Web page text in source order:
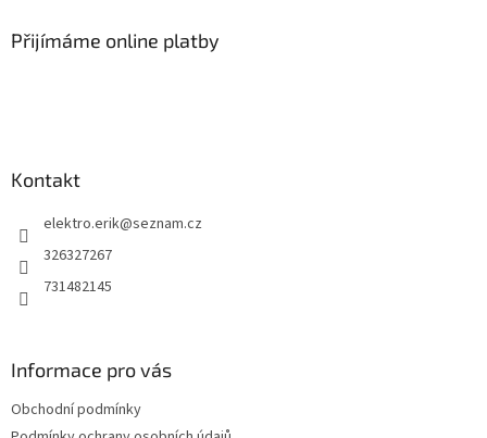
Přijímáme online platby
Kontakt
elektro.erik@seznam.cz
326327267
731482145
Informace pro vás
Obchodní podmínky